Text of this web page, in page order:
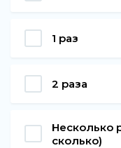
1 раз
2 раза
Несколько
сколько)